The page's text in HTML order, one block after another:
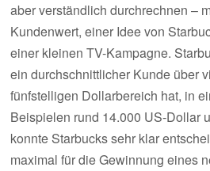
aber verständlich durchrechnen –
Kundenwert, einer Idee von
einer kleinen TV-Kampagne.
ein durchschnittlicher Kunde über
fünfstelligen Dollarbereich hat, in
Beispielen rund 14.000 US‑Dollar
konnte Starbucks sehr klar
maximal für die Gewinnung eines